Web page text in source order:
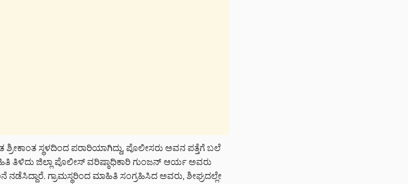
ಸ್ಥಳದಿಂದ ಪರಾರಿಯಾಗಿದ್ದು, ಪೊಲೀಸರು ಅವನ ಪತ್ತೆಗೆ ಬಲೆ
ತಿಳಿದು ಜಿಲ್ಲಾ ಪೊಲೀಸ್ ವರಿಷ್ಠಾಧಿಕಾರಿ ಗುಂಜನ್ ಆರ್ಯ ಅವರು
ನಡೆಸಿದ್ದಾರೆ. ಗ್ರಾಮಸ್ಥರಿಂದ ಮಾಹಿತಿ ಸಂಗ್ರಹಿಸಿದ ಅವರು, ಶೀಘ್ರದಲ್ಲೇ